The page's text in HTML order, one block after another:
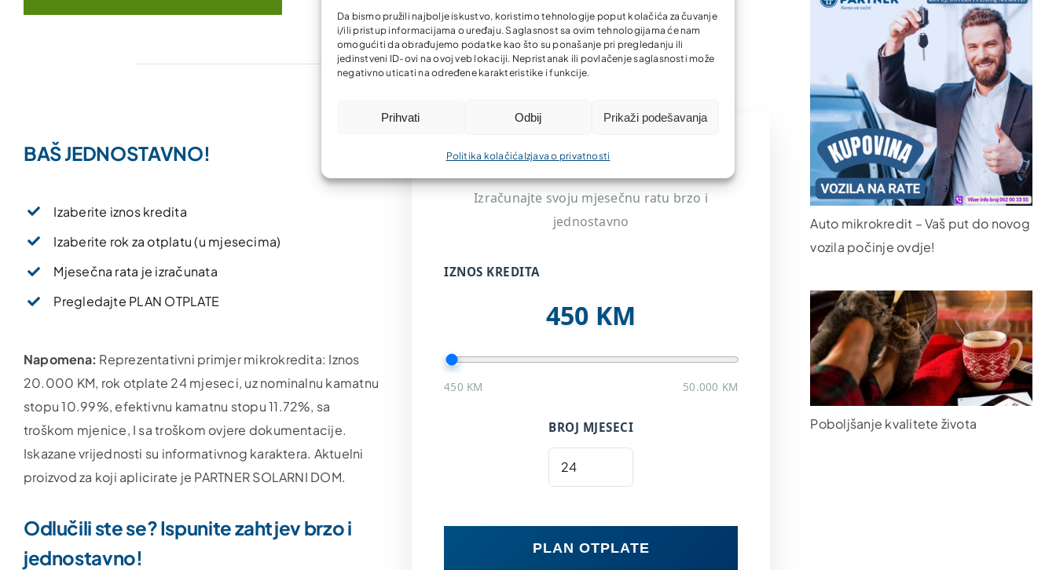
Da bismo pružili najbolje iskustvo, koristimo tehnologije poput kolačića za čuvanje
i/ili pristup informacijama o uređaju. Saglasnost sa ovim tehnologijama će nam
omogućiti da obrađujemo podatke kao što su ponašanje pri pregledanju ili
jedinstveni ID-ovi na ovoj veb lokaciji. Nepristanak ili povlačenje saglasnosti može
negativno uticati na određene karakteristike i funkcije.
Prihvati Odbij Prikaži podešavanja
Politika kolačića Izjava o privatnosti
BAŠ JEDNOSTAVNO!
Izaberite iznos kredita
Izaberite rok za otplatu (u mjesecima)
Mjesečna rata je izračunata
Pregledajte PLAN OTPLATE
Napomena: Reprezentativni primjer mikrokredita: Iznos
20.000 KM, rok otplate 24 mjeseci, uz nominalnu kamatnu
stopu 10.99%, efektivnu kamatnu stopu 11.72%, sa
troškom mjenice, I sa troškom ovjere dokumentacije.
Iskazane vrijednosti su informativnog karaktera. Aktuelni
proizvod za koji aplicirate je PARTNER SOLARNI DOM.
Odlučili ste se? Ispunite zahtjev brzo i
jednostavno!
Kreditni kalkulator
Izračunajte svoju mjesečnu ratu brzo i
jednostavno
IZNOS KREDITA
450 KM
450 KM 50.000 KM
BROJ MJESECI
PLAN OTPLATE
Auto mikrokredit – Vaš put do novog
vozila počinje ovdje!
Poboljšanje kvalitete života